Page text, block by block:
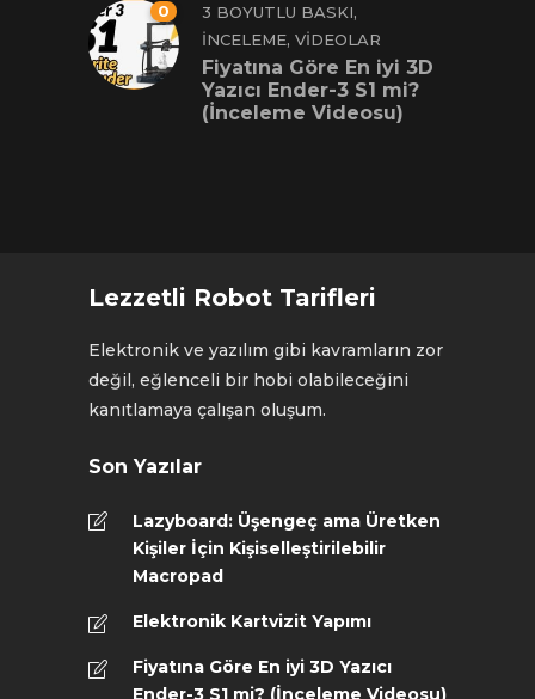
0 3 BOYUTLU BASKI,
İNCELEME, VIDEOLAR
Fiyatına Göre En iyi 3D
Yazıcı Ender-3 S1 mi?
(İnceleme Videosu)
Lezzetli Robot Tarifleri
Elektronik ve yazılım gibi kavramların zor
değil, eğlenceli bir hobi olabileceğini
kanıtlamaya çalışan oluşum.
Son Yazılar
Lazyboard: Üşengeç ama Üretken
Kişiler İçin Kişiselleştirilebilir
Macropad
Elektronik Kartvizit Yapımı
Fiyatına Göre En iyi 3D Yazıcı
Ender-3 S1 mi? (İnceleme Videosu)